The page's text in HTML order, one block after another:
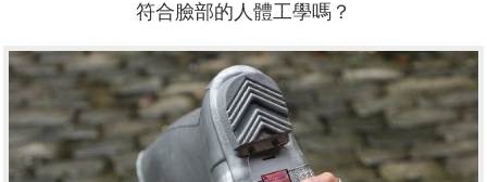
符合臉部的人體工學嗎？